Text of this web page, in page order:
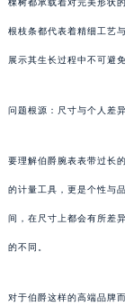
棵树都承载着对完美形状
根枝条都代表着精细工艺
展示其生长过程中不可避
问题根源：尺寸与个人差异
要理解伯爵腕表表带过长
的计量工具，更是个性与
间，在尺寸上都会有所差
的不同。
对于伯爵这样的高端品牌